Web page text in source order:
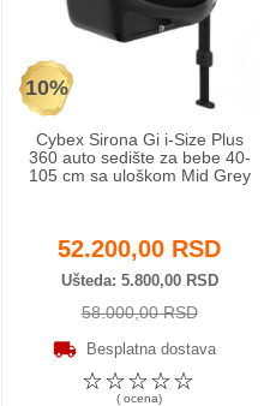
10%
Cybex Sirona Gi i-Size Plus
360 auto sedište za bebe 40-
105 cm sa uloškom Mid Grey
52.200,00 RSD
Ušteda 5.800,00 RSD
58.000,00 RSD
Besplatna dostava
☆
☆
☆
☆
☆
( ocena)